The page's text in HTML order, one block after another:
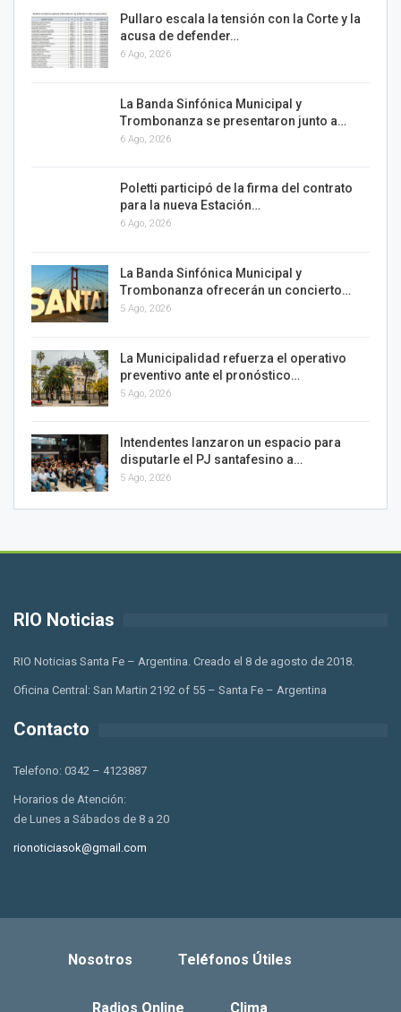
Pullaro escala la tensión con la Corte y la
acusa de defender…
6 Ago, 2026
La Banda Sinfónica Municipal y
Trombonanza se presentaron junto a…
6 Ago, 2026
Poletti participó de la firma del contrato
para la nueva Estación…
6 Ago, 2026
La Banda Sinfónica Municipal y
Trombonanza ofrecerán un concierto…
5 Ago, 2026
La Municipalidad refuerza el operativo
preventivo ante el pronóstico…
5 Ago, 2026
Intendentes lanzaron un espacio para
disputarle el PJ santafesino a…
5 Ago, 2026
RIO Noticias
RIO Noticias Santa Fe – Argentina. Creado el 8 de agosto de 2018.
Oficina Central: San Martin 2192 of 55 – Santa Fe – Argentina
Contacto
Telefono: 0342 – 4123887
Horarios de Atención:
de Lunes a Sábados de 8 a 20
rionoticiasok@gmail.com
Nosotros Teléfonos Útiles
Radios Online Clima